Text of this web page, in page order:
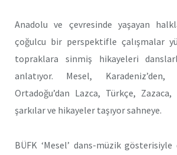
Anadolu ve çevresinde yaşayan
çoğulcu bir perspektifle çalışmalar
topraklara sinmiş hikayeleri
anlatıyor. Mesel, Karadeniz’den,
Ortadoğu’dan Lazca, Türkçe,
şarkılar ve hikayeler taşıyor sahneye.
BÜFK ‘Mesel’ dans-müzik